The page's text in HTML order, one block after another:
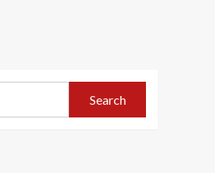
Search